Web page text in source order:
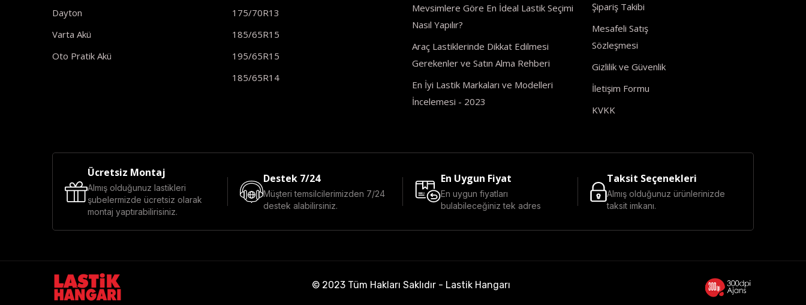
Dayton
Varta Akü
Oto Pratik Akü
175/70R13
185/65R15
195/65R15
185/65R14
Mevsimlere Göre En İdeal Lastik Seçimi
Nasıl Yapılır?
Araç Lastiklerinde Dikkat Edilmesi
Gerekenler ve Satın Alma Rehberi
En İyi Lastik Markaları ve Modelleri
İncelemesi - 2023
Şipariş Takibi
Mesafeli Satış
Sözleşmesi
Gizlilik ve Güvenlik
İletişim Formu
KVKK
Ücretsiz Montaj
Almış olduğunuz lastikleri
şubelermizde ücretsiz olarak
montaj yaptırabilirisiniz.
Destek 7/24
Müşteri temsilcilerimizden 7/24
destek alabilirsiniz.
En Uygun Fiyat
En uygun fiyatları
bulabileceğiniz tek adres
Taksit Seçenekleri
Almış olduğunuz ürünlerinizde
taksit imkanı.
© 2023 Tüm Hakları Saklıdır - Lastik Hangarı